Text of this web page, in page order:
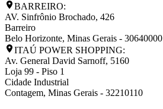
BARREIRO:
AV. Sinfrônio Brochado, 426
Barreiro
Belo Horizonte, Minas Gerais - 30640000
ITAÚ POWER SHOPPING:
Av. General David Sarnoff, 5160
Loja 99 - Piso 1
Cidade Industrial
Contagem, Minas Gerais - 32210110